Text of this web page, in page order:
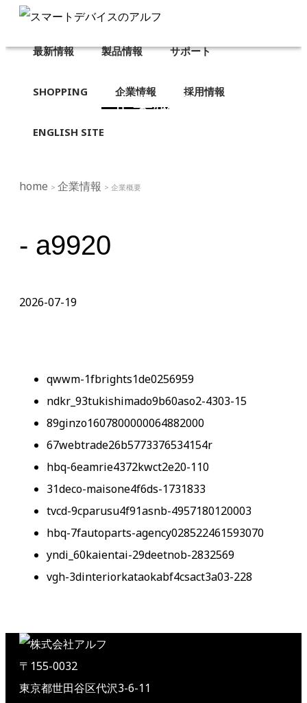
最新情報 製品情報 サポート
SHOPPING 企業情報 採用情報
ENGLISH SITE
企業概要
home > 企業情報 > 企業概要
- a9920
2026-07-19
qwwm-1fbrights1de0256959
ndkr_93tukishimado9b60aso2-4303-15
89ginzo1607800000064882000
67webtrade26b5773376534154r
hbq-6eamrie4372kwct2e20-110
31deco-maisone4f6ds-1731833
tvcd-9cparusu4f91asnb-4957180120003
hbq-7fautoparts-agency028522461593070
yndi_60kaientai-29deetnob-2832569
vgh-3dinteriorkataokabf4csact3a03-228
〒155-0032
東京都世田谷区代沢3-6-11